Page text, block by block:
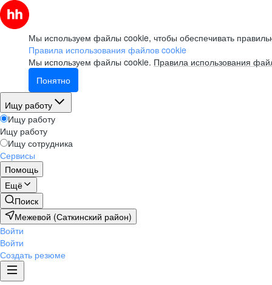
Мы используем файлы cookie, чтобы обеспечивать
Правила использования файлов cookie
Мы используем файлы cookie. Правила использования
Понятно
Ищу работу
Ищу работу
Ищу работу
Ищу сотрудника
Сервисы
Помощь
Ещё
Поиск
Межевой (Саткинский район)
Войти
Войти
Создать резюме